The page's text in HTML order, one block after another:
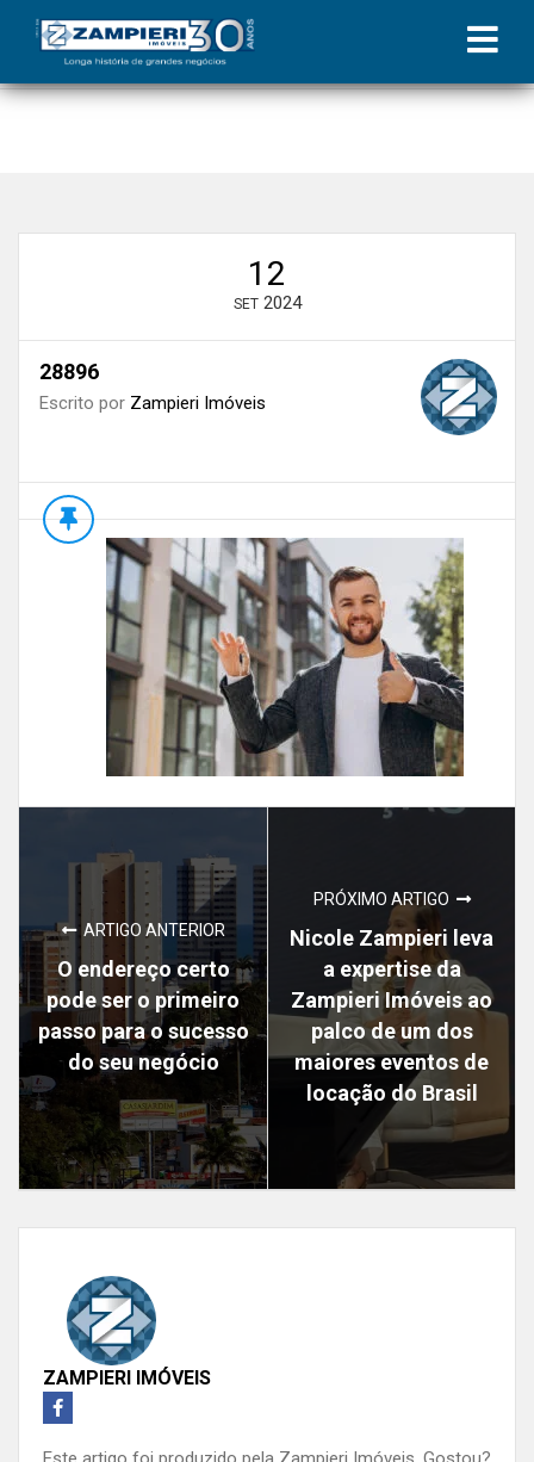
Início»Blog»Facilite a locação do seu imóvel comercial: dicas
para proprietários»28896
12
SET 2024
28896
Escrito por Zampieri Imóveis
ARTIGO ANTERIOR
O endereço certo
pode ser o primeiro
passo para o sucesso
do seu negócio
PRÓXIMO ARTIGO
Nicole Zampieri leva
a expertise da
Zampieri Imóveis ao
palco de um dos
maiores eventos de
locação do Brasil
ZAMPIERI IMÓVEIS